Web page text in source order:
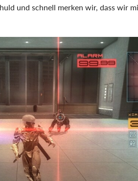
und schnell merken wir, dass wir